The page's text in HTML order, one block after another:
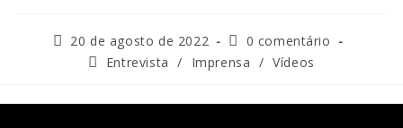
20 de agosto de 2022
0 comentário
Entrevista / Imprensa / Vídeos